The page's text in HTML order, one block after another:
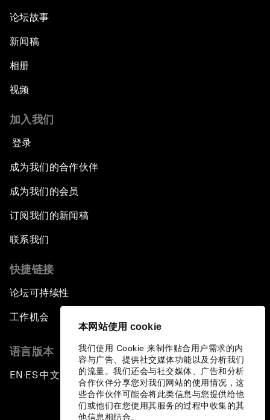
本网站使用 cookie
我们使用 Cookie 来制作贴合用户需求的内
容与广告、提供社交媒体功能以及分析我们
的流量。我们还会与社交媒体、广告和分析
合作伙伴分享您对我们网站的使用情况，这
些合作伙伴可能会将此类信息与您提供给他
们或他们在您使用其服务的过程中收集的其
他信息相结合。
论坛故事
新闻稿
相册
视频
加入我们
登录
成为我们的合作伙伴
成为我们的会员
订阅我们的新闻稿
联系我们
快捷链接
论坛可持续性
工作机会
语言版本
EN ▪ ES▪中文▪ 日本語